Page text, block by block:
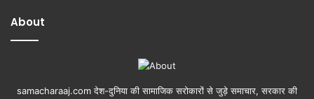
About
samacharaaj.com देश-दुनिया की सामाजिक सरोकारों से जुड़े समाचार, सरकार की